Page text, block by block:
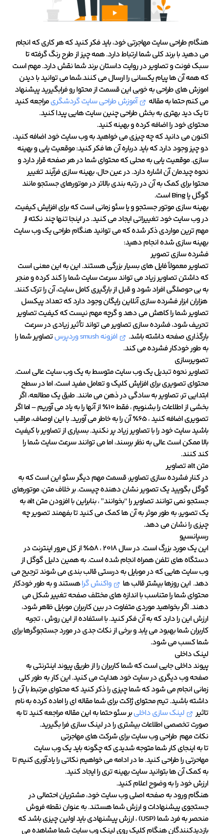
هنگام طراحی سایت مهاجرتی خود، باید فکر کنید که هر کاری که انجام
می دهید با برند کلی شما ارتباط دارد. همه چیز از طرح رنگ گرفته تا
سبک فونت و تصاویر در روایت داستان برند شما نقش دارد. مهم است
که همه آن ها پیام یکسانی را ارسال می کنند.شما می توانید با دیدن
اموزش های طراحی به خوبی این قسمت از محتوا رو فرابگیرید پیشنهاد
می کنم حتما به مقاله
آموزش طراحی سایت گردشگریمراجعه کنید
تا یک دید بهتری به بخش طراحی چنین سایت هایی پیدا کنید.
محتوای خود را اضافه کرده و بهینه کنید.
اکنون می دانید که چه چیزی می خواهید به وب سایت خود اضافه کنید،
دو چیز وجود دارد که باید درباره آن ها فکر کنید: موقعیت یابی و بهینه
سازی. موقعیت یابی به محلی که محتوای شما در هر صفحه قرار دارد و
نحوه چیدمان آن اشاره دارد. در عین حال، بهینه سازی فرآیند تغییر
محتوا برای کمک به آن در رتبه بندی بالاتر در موتورهای جستجو مانند
گوگل یا Bing است.
بهینه سازی موتور جستجو و یا سئو زمانی است که برای افزایش کیفیت،
در وب سایت خود تغییراتی ایجاد می کنید. در اینجا تنها چند نکته از
مهم ترین مواردی ذکر شده که می توانید هنگام طراحی یک وب سایت
بهینه سازی شده انجام دهید:
فشرده سازی تصویر
تصاویر معمولاً فایل های بسیار بزرگی هستند. این به این معنی است
که داشتن تصاویر زیاد می تواند سرعت سایت شما را کند کرده و منجر
به بی حوصلگی افراد شود و قبل از بارگیری کامل سایت، آن را ترک کنند.
هزاران ابزار فشرده سازی آنلاین رایگان وجود دارد که تعداد پیکسل
تصاویر شما را کاهش می دهد و گرچه مهم نیست که کیفیت تصاویر
تحریف شود، فشرده سازی تصاویر می تواند تأثیر زیادی در سرعت
بارگذاری صفحه داشته باشد.
افزونه smush وردپرس
تصاویر شما را
به طور خودکار فشرده می کند.
تصویرسازی
تصاویر نحوه تبدیل یک وب سایت متوسط ​​به یک وب سایت عالی است.
محتوای تصویری برای افزایش کلیک و تعامل مفید است، اما در سطح
ابتدایی تر، تصاویر به سادگی در ذهن می مانند. طبق یک مطالعه، اگر
بخشی از اطلاعات را بشنویم ، فقط 10٪ از آنها را به یاد می آوریم – اما اگر
تصویری اضافه کنید ، 65٪ آن را به خاطر می آورید. با این اوصاف، مراقب
باشید سایت خود را با تصاویر زیاد پر نکنید. بسیاری از تصاویر با کیفیت
بالا ممکن است عالی به نظر برسند، اما می توانند سرعت سایت شما را
کند کنند.
متن alt تصاویر
در کنار فشرده سازی تصاویر، قسمت مهم دیگر سئو این است که به
گوگل بگویید یک تصویر نشان دهنده چیست. بر خلاف متن، موتورهای
جستجو نمی توانند تصاویر را “بخوانند” ، بنابراین با افزودن متن alt به
یک تصویر، به طور موثر به آن ها کمک می کنید تا بفهمند تصویر چه
چیزی را نشان می دهد.
رسپانسیو
این یک مورد بزرگ است. در سال 2018 ، 58٪ از کل مرور اینترنت در
دستگاه های تلفن همراه انجام شده است. به همین دلیل گوگل از
وب سایت هایی که در موبایل به درستی قالب بندی می شوند ترجیح می
دهد. این روزها بیشتر قالب ها
واکنش گراهستند و به طور خودکار
محتوای شما را متناسب با اندازه های مختلف صفحه تغییر شکل می
دهند. اگر بخواهید موردی متفاوت در بین کاربران موبایل ظاهر شود،
ارزش این را دارد که به آن فکر کنید. با استفاده از این روش ، تجربه
کاربران شما بهبود می یابد و برخی از نکات جدی در مورد جستجوگرها برای
شما کسب می شود.
لینک داخلی
پیوند داخلی جایی است که شما کاربران را از طریق پیوند اینترنتی به
صفحه وب دیگری در سایت خود هدایت می کنید. این کار به طور کلی
زمانی انجام می شود که شما چیزی را ذکر کنید که محتوای مرتبط با آن را
داشته باشید. تیم محتوای ژاکت برای شما مقاله ای را اماده کرده به نام
تاثیر
لینک سازی داخلیبر سئو حتما به این مقاله مراجعه کنید تا به
صورت تخصصی اطلاعات بیشتری را در لینک سازی فرا بگیرید.
نکات مهم طراحی وب سایت برای شرکت های مهاجرتی
تا به اینجای کار شما متوجه شدیدی که چگونه باید یک وب سایت
مهاحرتی را طراحی کنید. ما در ادامه می خواهیم نکاتی را یادآوری کنیم تا
به کمک آن ها بتوانید سایت بهینه تری را ایجاد کنید.
ارزش خود را به وضوح اعلام کنید.
هنگام ورود به صفحه اصلی وب سایت خود، مشتریان احتمالی در
جستجوی پیشنهادات و ارزش شما هستند. به عنوان نقطه فروش
منحصر به فرد شما (USP) ، ارزش پیشنهادی باید اولین چیزی باشد که
بازدیدکنندگان هنگام کلیک روی لینک وب سایت شما مشاهده می